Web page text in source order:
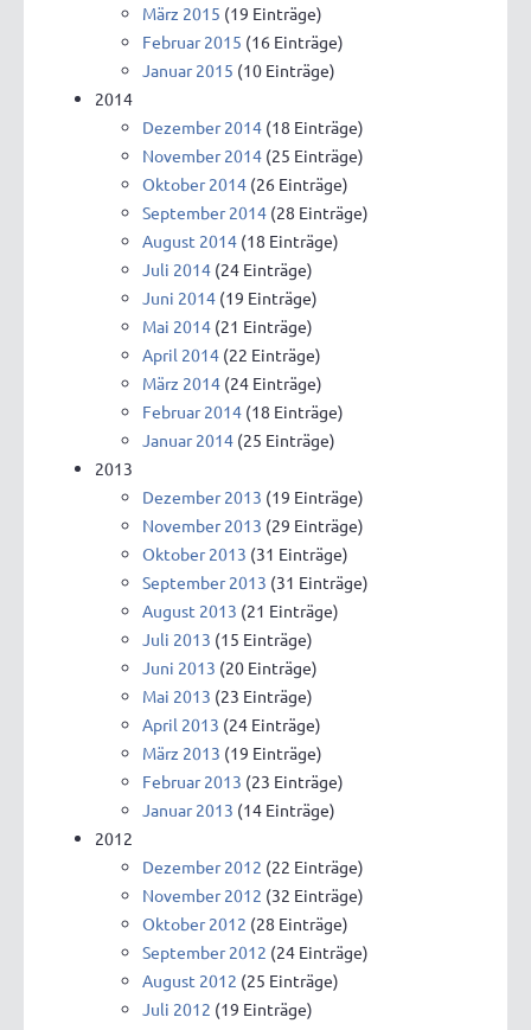
März 2015 (19 Einträge)
Februar 2015 (16 Einträge)
Januar 2015 (10 Einträge)
2014
Dezember 2014 (18 Einträge)
November 2014 (25 Einträge)
Oktober 2014 (26 Einträge)
September 2014 (28 Einträge)
August 2014 (18 Einträge)
Juli 2014 (24 Einträge)
Juni 2014 (19 Einträge)
Mai 2014 (21 Einträge)
April 2014 (22 Einträge)
März 2014 (24 Einträge)
Februar 2014 (18 Einträge)
Januar 2014 (25 Einträge)
2013
Dezember 2013 (19 Einträge)
November 2013 (29 Einträge)
Oktober 2013 (31 Einträge)
September 2013 (31 Einträge)
August 2013 (21 Einträge)
Juli 2013 (15 Einträge)
Juni 2013 (20 Einträge)
Mai 2013 (23 Einträge)
April 2013 (24 Einträge)
März 2013 (19 Einträge)
Februar 2013 (23 Einträge)
Januar 2013 (14 Einträge)
2012
Dezember 2012 (22 Einträge)
November 2012 (32 Einträge)
Oktober 2012 (28 Einträge)
September 2012 (24 Einträge)
August 2012 (25 Einträge)
Juli 2012 (19 Einträge)